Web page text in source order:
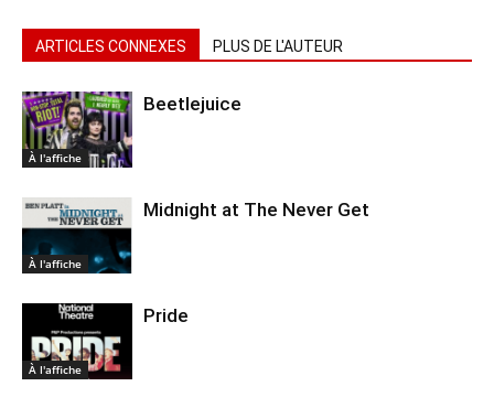
ARTICLES CONNEXES PLUS DE L'AUTEUR
À l'affiche
Beetlejuice
À l'affiche
Midnight at The Never Get
À l'affiche
Pride